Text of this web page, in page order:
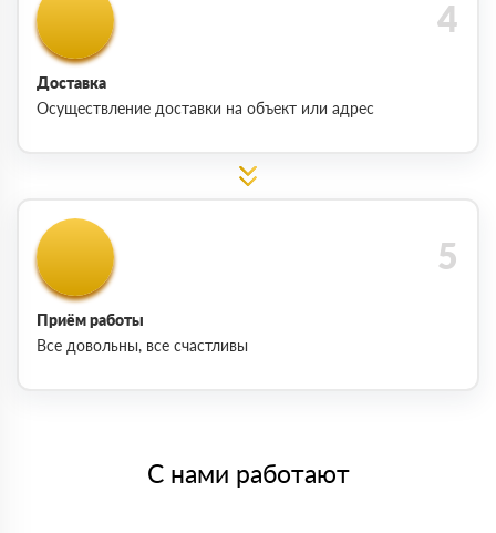
Доставка
Осуществление доставки на объект или адрес
Приём работы
Все довольны, все счастливы
С нами работают